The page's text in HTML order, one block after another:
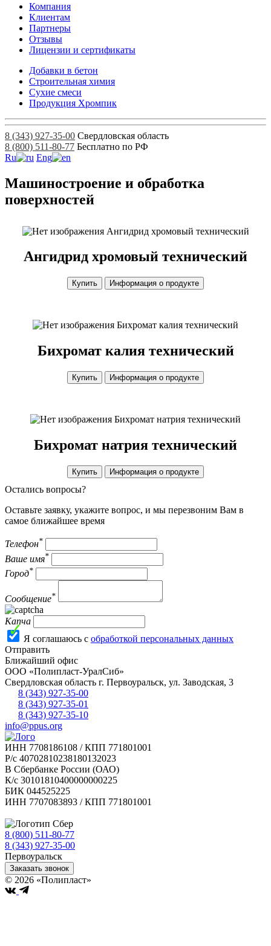
Компания
Клиентам
Партнеры
Отзывы
Лицензии и сертификаты
Добавки в бетон
Строительная химия
Сухие смеси
Продукция Хромпик
8 (343) 927-35-00 Свердловская область
8 (800) 511-80-77 Бесплатно по РФ
Ru
Eng
Машиностроение и обработка
поверхностей
Ангидрид хромовый технический
Ангидрид хромовый технический
Купить Информация о продукте
Бихромат калия технический
Бихромат калия технический
Купить Информация о продукте
Бихромат натрия технический
Бихромат натрия технический
Купить Информация о продукте
Остались вопросы?
Оставьте заявку, укажите вопрос, и мы перезвоним Вам в
самое ближайшее время
Телефон*
Ваше имя*
Город*
Сообщение*
Капча
Я соглашаюсь с обработкой персональных данных
Отправить
Ближайший офис
ООО «Полипласт-УралСиб»
Свердловская область г. Первоуральск, ул. Заводская, 3
8 (343) 927-35-00
8 (343) 927-35-01
8 (343) 927-35-10
info@ppus.org
ИНН 7708186108 / КПП 771801001
Р/с 40702810238180132023
В Сбербанке России (ОАО)
К/с 30101810400000000225
БИК 044525225
ИНН 7707083893 / КПП 771801001
8 (800) 511-80-77
8 (343) 927-35-00
Первоуральск
Заказать звонок
© 2026 «Полипласт»